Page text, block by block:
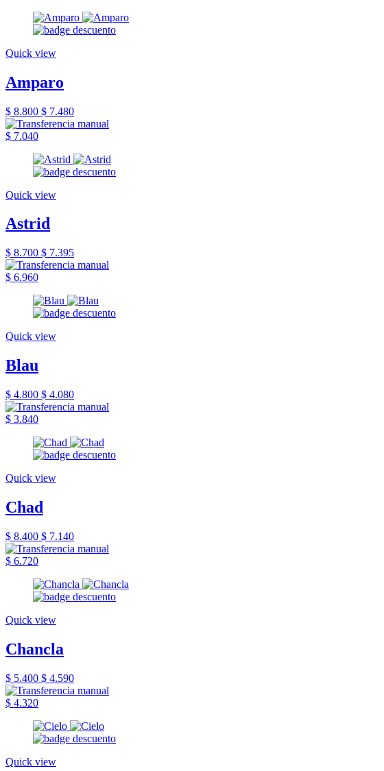
Quick view
Amparo
$ 8.800 $ 7.480
$ 7.040
Quick view
Astrid
$ 8.700 $ 7.395
$ 6.960
Quick view
Blau
$ 4.800 $ 4.080
$ 3.840
Quick view
Chad
$ 8.400 $ 7.140
$ 6.720
Quick view
Chancla
$ 5.400 $ 4.590
$ 4.320
Quick view